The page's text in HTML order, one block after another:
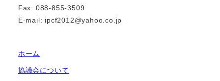
Fax: 088-855-3509
E-mail: ipcf2012@yahoo.co.jp
ホーム
協議会について